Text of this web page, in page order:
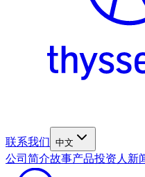
联系我们 中文
公司简介故事产品投资人 新